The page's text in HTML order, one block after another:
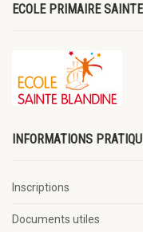
ECOLE PRIMAIRE
INFORMATIONS
Inscriptions
Documents utiles